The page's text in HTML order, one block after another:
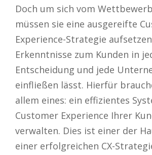
Doch um sich vom
müssen sie eine ausgereifte
Experience-Strategie
Erkenntnisse zum Kunden in
Entscheidung und jede
einfließen lässt. Hierfür
allem eines: ein effizientes
Customer Experience Ihrer
verwalten. Dies ist einer der
einer erfolgreichen CX-